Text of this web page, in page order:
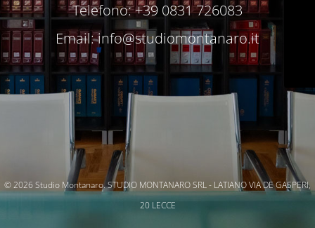
Telefono: +39 0831 726083
Email:info@studiomontanaro.it
© 2026 Studio Montanaro. STUDIO MONTANARO SRL - LATIANO VIA DE GASPERI,
20 LECCE